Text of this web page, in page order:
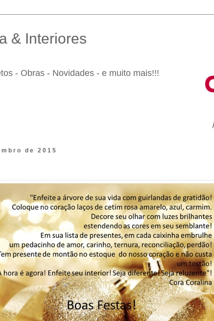
& Interiores
- Obras - Novidades - e muito mais!!!
de 2015